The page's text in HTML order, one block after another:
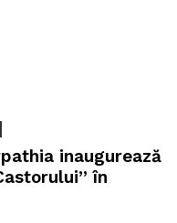
inaugurează
în